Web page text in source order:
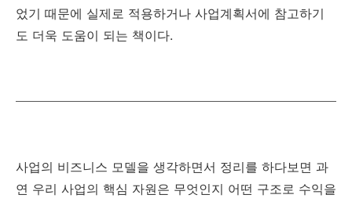
었기 때문에 실제로 적용하거나 사업계획서에 참고하기
도 더욱 도움이 되는 책이다.
사업의 비즈니스 모델을 생각하면서 정리를 하다보면 과
연 우리 사업의 핵심 자원은 무엇인지 어떤 구조로 수익을